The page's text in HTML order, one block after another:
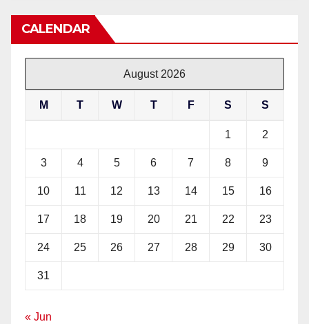
CALENDAR
August 2026
M T W T F S S
1 2
3 4 5 6 7 8 9
10 11 12 13 14 15 16
17 18 19 20 21 22 23
24 25 26 27 28 29 30
31
« Jun